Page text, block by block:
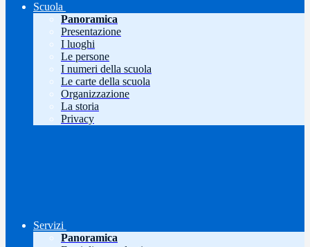
Scuola
Panoramica
Presentazione
I luoghi
Le persone
I numeri della scuola
Le carte della scuola
Organizzazione
La storia
Privacy
Servizi
Panoramica